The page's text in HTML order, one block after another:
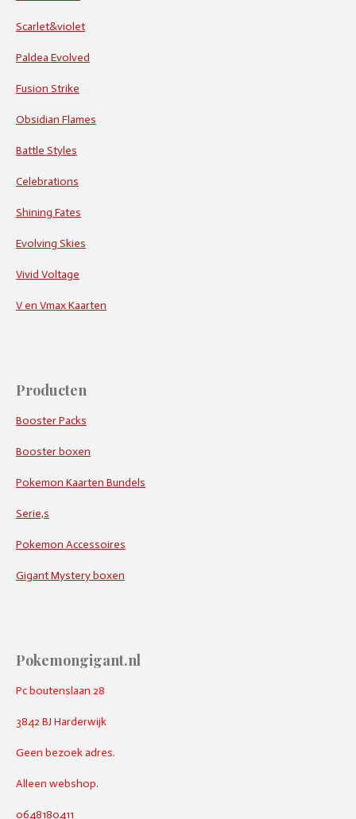
Scarlet&violet
Paldea Evolved
Fusion Strike
Obsidian Flames
Battle Styles
Celebrations
Shining Fates
Evolving Skies
Vivid Voltage
V en Vmax Kaarten
Producten
Booster Packs
Booster boxen
Pokemon Kaarten Bundels
Serie,s
Pokemon Accessoires
Gigant Mystery boxen
Pokemongigant.nl
Pc boutenslaan 28
3842 BJ Harderwijk
Geen bezoek adres.
Alleen webshop.
0648180411